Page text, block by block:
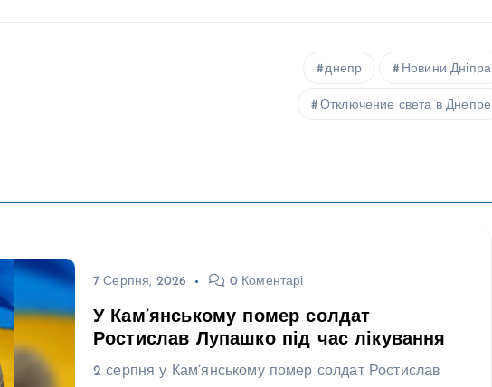
днепр Новини Дніпра
Отключение света в Днепре
7 Серпня, 2026 0 Коментарі
У Кам’янському помер солдат
Ростислав Лупашко під час лікування
2 серпня у Кам’янському помер солдат Ростислав